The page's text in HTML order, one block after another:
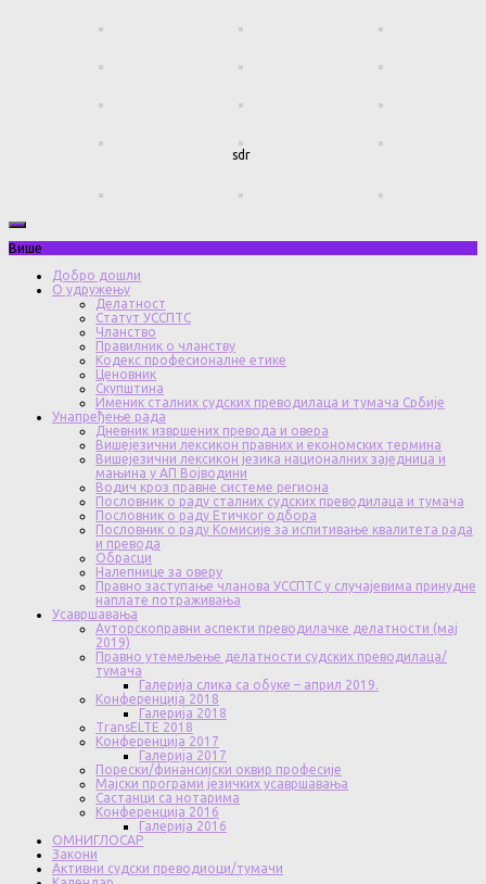
sdr
Више
Добро дошли
О удружењу
Делатност
Статут УССПТС
Чланство
Правилник о чланству
Кодекс професионалне етике
Ценовник
Скупштина
Именик сталних судских преводилаца и тумача Србије
Унапређење рада
Дневник извршених превода и овера
Вишејезични лексикон правних и економских термина
Вишејезични лексикон језика националних заједница и
мањина у АП Војводини
Водич кроз правне системе региона
Пословник о раду сталних судских преводилаца и тумача
Пословник о раду Етичког одбора
Пословник о раду Комисије за испитивање квалитета рада
и превода
Обрасци
Налепнице за оверу
Правно заступање чланова УССПТС у случајевима принудне
наплате потраживања
Усавршавања
Ауторскоправни аспекти преводилачке делатности (мај
2019)
Правно утемељење делатности судских преводилаца/
тумача
Галерија слика са обуке – април 2019.
Конференција 2018
Галерија 2018
TransELTE 2018
Конференција 2017
Галерија 2017
Порески/финансијски оквир професије
Мајски програми језичких усавршавања
Састанци са нотарима
Конференција 2016
Галерија 2016
ОМНИГЛОСАР
Закони
Активни судски преводиоци/тумачи